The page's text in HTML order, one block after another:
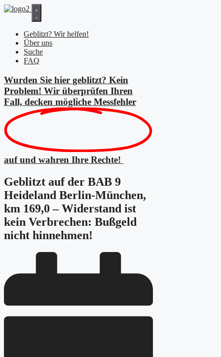
Zum
Geblitzt? Wir helfen!
Über uns
Suche
FAQ
Wurden Sie hier geblitzt? Kein
Problem! Wir überprüfen Ihren
Fall, decken mögliche Messfehler
auf und wahren Ihre Rechte!
Geblitzt auf der BAB 9
Heideland Berlin-München,
km 169,0 – Widerstand ist
kein Verbrechen: Bußgeld
nicht hinnehmen!